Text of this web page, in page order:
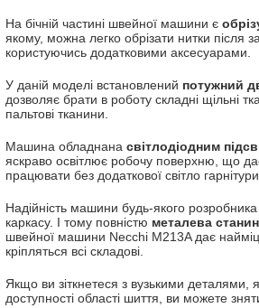
На бічній частині швейної машини є
якому, можна легко обрізати нитки після
користуючись додатковими аксесуарами.
У даній моделі встановлений потужний
дозволяє брати в роботу складні щільні
пальтові тканини.
Машина обладнана світлодіодним
яскраво освітлює робочу поверхню, що
працювати без додаткової світло гарнітури.
Надійність машини будь-якого розробника
каркасу. І тому повністю металева
швейної машини Necchi M213A дає
кріпляться всі складові.
Якщо ви зіткнетеся з вузькими деталями,
доступності області шиття, ви можете